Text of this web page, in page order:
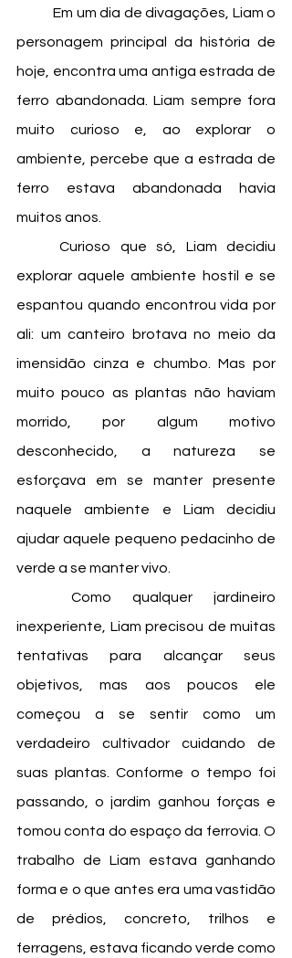
	Em um dia de divagações, Liam o
personagem principal da história de
hoje, encontra uma antiga estrada de
ferro abandonada. Liam sempre fora
muito curioso e, ao explorar o
ambiente, percebe que a estrada de
ferro estava abandonada havia
muitos anos.
	Curioso que só, Liam decidiu
explorar aquele ambiente hostil e se
espantou quando encontrou vida por
ali: um canteiro brotava no meio da
imensidão cinza e chumbo. Mas por
muito pouco as plantas não haviam
morrido, por algum motivo
desconhecido, a natureza se
esforçava em se manter presente
naquele ambiente e Liam decidiu
ajudar aquele pequeno pedacinho de
verde a se manter vivo.
inexperiente, Liam precisou de muitas
tentativas para alcançar seus
objetivos, mas aos poucos ele
começou a se sentir como um
verdadeiro cultivador cuidando de
suas plantas. Conforme o tempo foi
passando, o jardim ganhou forças e
tomou conta do espaço da ferrovia. O
trabalho de Liam estava ganhando
forma e o que antes era uma vastidão
de prédios, concreto, trilhos e
ferragens, estava ficando verde como